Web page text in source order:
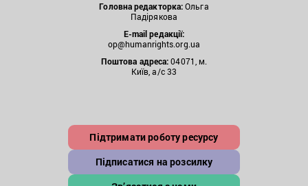
Головна редакторка:Ольга
Падірякова
E-mail редакції:
op@humanrights.org.ua
Поштова адреса:04071, м.
Київ, а/с 33
Підтримати роботу ресурсу
Підписатися на розсилку